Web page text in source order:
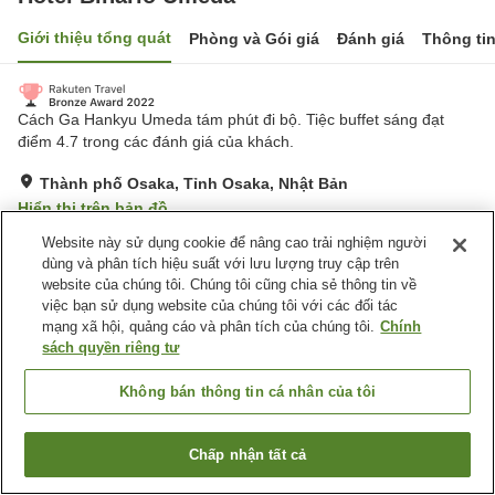
Giới thiệu tổng quát Phòng và Gói giá Đánh giá Thông
Cách Ga Hankyu Umeda tám phút đi bộ. Tiệc buffet sáng đạt
điểm 4.7 trong các đánh giá của khách.
Thành phố Osaka, Tỉnh Osaka, Nhật Bản
Hiển thị trên bản đồ
Rất tốt Đánh giá:436 lượt
Tiện nghi chỗ nghỉ
Wi-Fi
Cách nhà ga 5 phút đi bộ
Spa / Salon
Trang chủ Nhật Bản Tỉnh Osaka
Thành phố Osaka
Hotel Binario Umeda
Tìm phòng trống
Website này sử dụng cookie để nâng cao trải nghiệm người
dùng và phân tích hiệu suất với lưu lượng truy cập trên
website của chúng tôi. Chúng tôi cũng chia sẻ thông tin về
việc bạn sử dụng website của chúng tôi với các đối tác
mạng xã hội, quảng cáo và phân tích của chúng tôi. Chính
sách quyền riêng tư
Không bán thông tin cá nhân của tôi
Chấp nhận tất cả